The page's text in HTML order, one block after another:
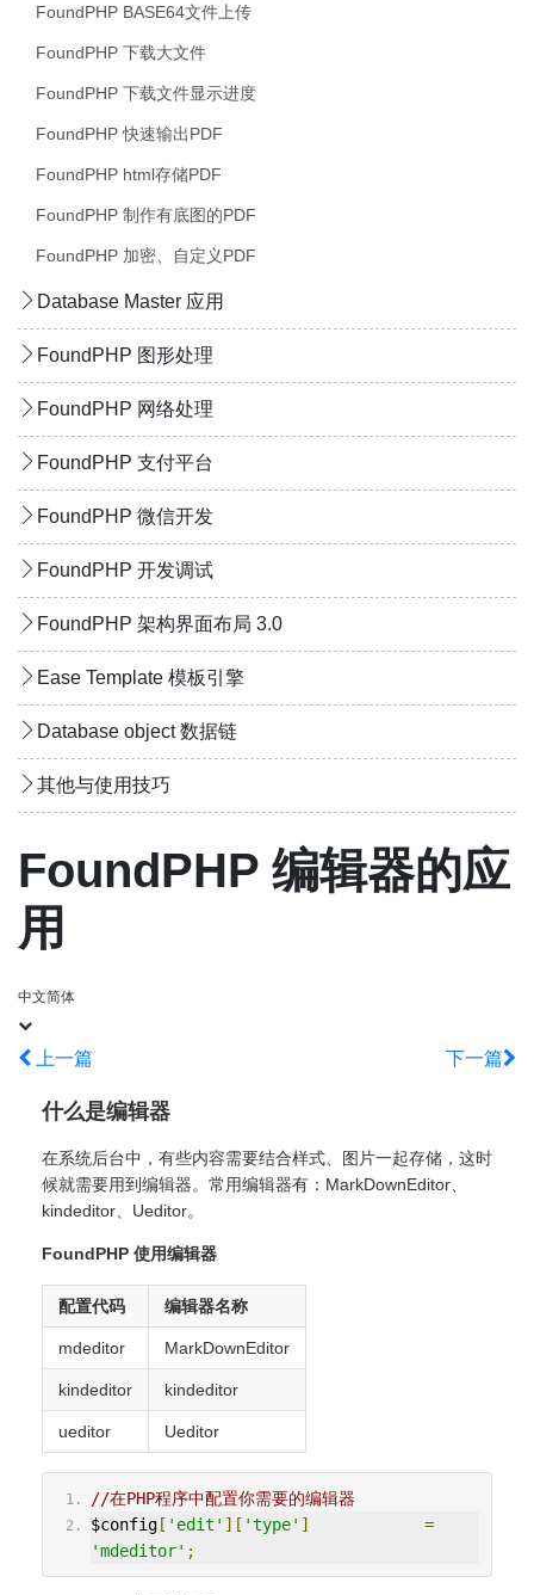
FoundPHP BASE64文件上传
FoundPHP 下载大文件
FoundPHP 下载文件显示进度
FoundPHP 快速输出PDF
FoundPHP html存储PDF
FoundPHP 制作有底图的PDF
FoundPHP 加密、自定义PDF
Database Master 应用
FoundPHP 图形处理
FoundPHP 网络处理
FoundPHP 支付平台
FoundPHP 微信开发
FoundPHP 开发调试
FoundPHP 架构界面布局 3.0
Ease Template 模板引擎
Database object 数据链
其他与使用技巧
FoundPHP 编辑器的应
用
中文简体
上一篇 下一篇
什么是编辑器
在系统后台中，有些内容需要结合样式、图片一起存储，这时
候就需要用到编辑器。常用编辑器有：MarkDownEditor、
kindeditor、Ueditor。
FoundPHP 使用编辑器
配置代码 编辑器名称
mdeditor MarkDownEditor
kindeditor kindeditor
ueditor Ueditor
//在PHP程序中配置你需要的编辑器
$config[ 'edit' ][ 'type' ]
=
'mdeditor' ;